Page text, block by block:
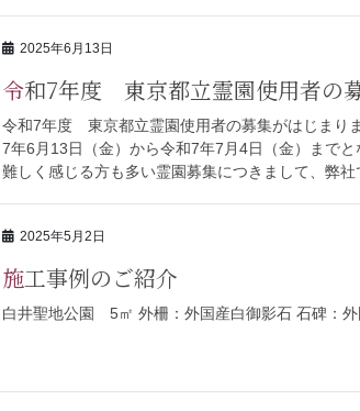
2025年6月13日
令和7年度 東京都立霊園使用者の
令和7年度 東京都立霊園使用者の募集がはじまり
7年6月13日（金）から令和7年7月4日（金）まで
難しく感じる方も多い霊園募集につきまして、弊
2025年5月2日
施工事例のご紹介
白井聖地公園 5㎡ 外柵：外国産白御影石 石碑：